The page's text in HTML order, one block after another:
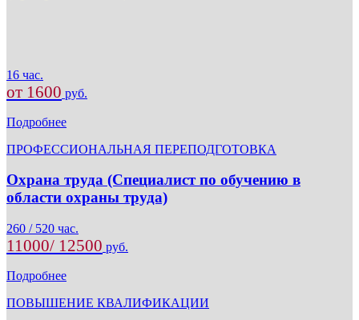
16 час.
от 1600 руб.
Подробнее
ПРОФЕССИОНАЛЬНАЯ ПЕРЕПОДГОТОВКА
Охрана труда (Специалист по обучению в
области охраны труда)
260 / 520 час.
11000/ 12500 руб.
Подробнее
ПОВЫШЕНИЕ КВАЛИФИКАЦИИ